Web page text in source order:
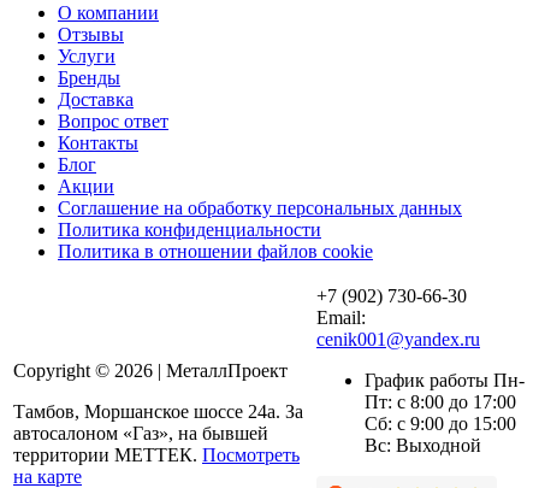
О компании
Отзывы
Услуги
Бренды
Доставка
Вопрос ответ
Контакты
Блог
Акции
Соглашение на обработку персональных данных
Политика конфиденциальности
Политика в отношении файлов cookie
Copyright © 2026 | МеталлПроект
Тамбов, Моршанское шоссе 24а. За
автосалоном «Газ», на бывшей
территории МЕТТЕК. Посмотреть
на карте
+7 (902) 730-66-30
Email:
cenik001@yandex.ru
График работы Пн-
Пт: с 8:00 до 17:00
Сб: с 9:00 до 15:00
Вс: Выходной